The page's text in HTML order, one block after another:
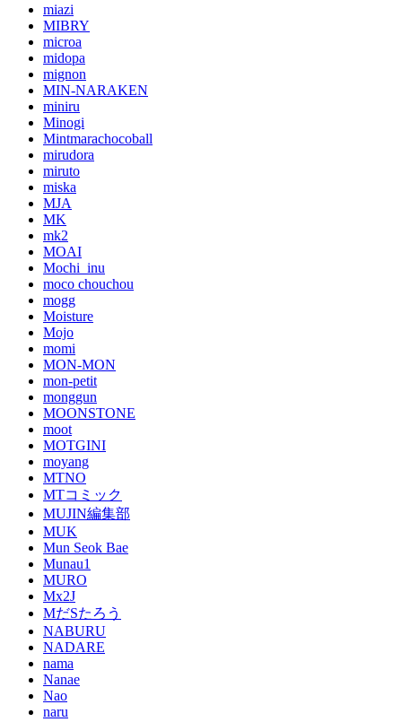
miazi
MIBRY
microa
midopa
mignon
MIN-NARAKEN
miniru
Minogi
Mintmarachocoball
mirudora
miruto
miska
MJA
MK
mk2
MOAI
Mochi_inu
moco chouchou
mogg
Moisture
Mojo
momi
MON-MON
mon-petit
monggun
MOONSTONE
moot
MOTGINI
moyang
MTNO
MTコミック
MUJIN編集部
MUK
Mun Seok Bae
Munau1
MURO
Mx2J
MだSたろう
NABURU
NADARE
nama
Nanae
Nao
naru